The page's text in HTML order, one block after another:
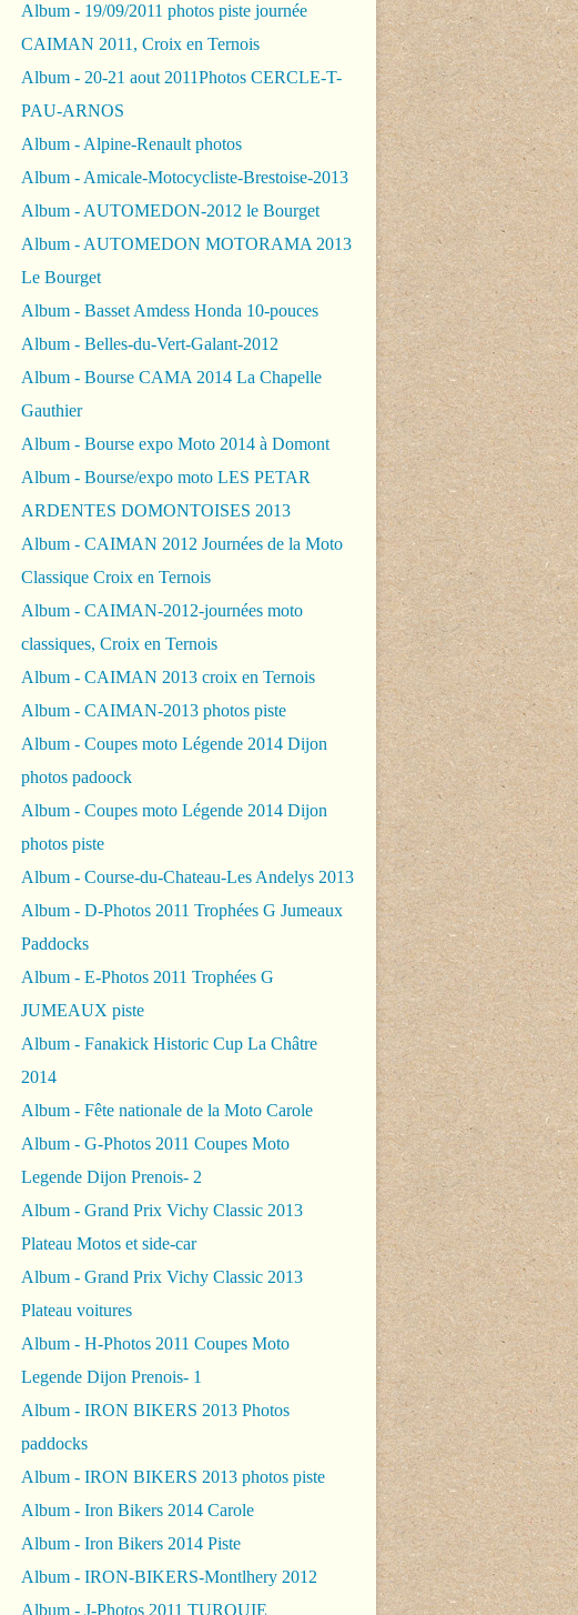
Album - 19/09/2011 photos piste journée
CAIMAN 2011, Croix en Ternois
Album - 20-21 aout 2011Photos CERCLE-T-
PAU-ARNOS
Album - Alpine-Renault photos
Album - Amicale-Motocycliste-Brestoise-2013
Album - AUTOMEDON-2012 le Bourget
Album - AUTOMEDON MOTORAMA 2013
Le Bourget
Album - Basset Amdess Honda 10-pouces
Album - Belles-du-Vert-Galant-2012
Album - Bourse CAMA 2014 La Chapelle
Gauthier
Album - Bourse expo Moto 2014 à Domont
Album - Bourse/expo moto LES PETAR
ARDENTES DOMONTOISES 2013
Album - CAIMAN 2012 Journées de la Moto
Classique Croix en Ternois
Album - CAIMAN-2012-journées moto
classiques, Croix en Ternois
Album - CAIMAN 2013 croix en Ternois
Album - CAIMAN-2013 photos piste
Album - Coupes moto Légende 2014 Dijon
photos padoock
Album - Coupes moto Légende 2014 Dijon
photos piste
Album - Course-du-Chateau-Les Andelys 2013
Album - D-Photos 2011 Trophées G Jumeaux
Paddocks
Album - E-Photos 2011 Trophées G
JUMEAUX piste
Album - Fanakick Historic Cup La Châtre
2014
Album - Fête nationale de la Moto Carole
Album - G-Photos 2011 Coupes Moto
Legende Dijon Prenois- 2
Album - Grand Prix Vichy Classic 2013
Plateau Motos et side-car
Album - Grand Prix Vichy Classic 2013
Plateau voitures
Album - H-Photos 2011 Coupes Moto
Legende Dijon Prenois- 1
Album - IRON BIKERS 2013 Photos
paddocks
Album - IRON BIKERS 2013 photos piste
Album - Iron Bikers 2014 Carole
Album - Iron Bikers 2014 Piste
Album - IRON-BIKERS-Montlhery 2012
Album - J-Photos 2011 TURQUIE